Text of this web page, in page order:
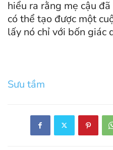
hiểu ra rằng mẹ cậu
có thể tạo được một
lấy nó chỉ với bốn giác
Sưu tầm